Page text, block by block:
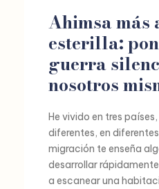
Ahimsa
esterilla:
guerra
nosotros
He vivido en tres
diferentes, en
migración te enseña
desarrollar
a escanear una